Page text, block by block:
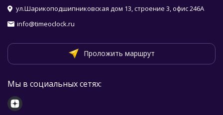
ул.Шарикоподшипниковская дом 13, строение 3, офис 246А
info@timeoclock.ru
Проложить маршрут
Мы в социальных сетях: